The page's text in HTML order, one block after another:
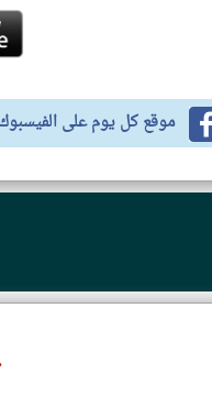
موقع كل يوم على الفيسبوك